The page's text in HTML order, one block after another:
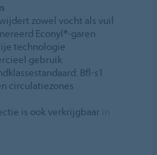
zowel vocht als vuil
Econyl®‑garen
technologie
gebruik
Bfl-s1
circulatiezones
is ook verkrijgbaar